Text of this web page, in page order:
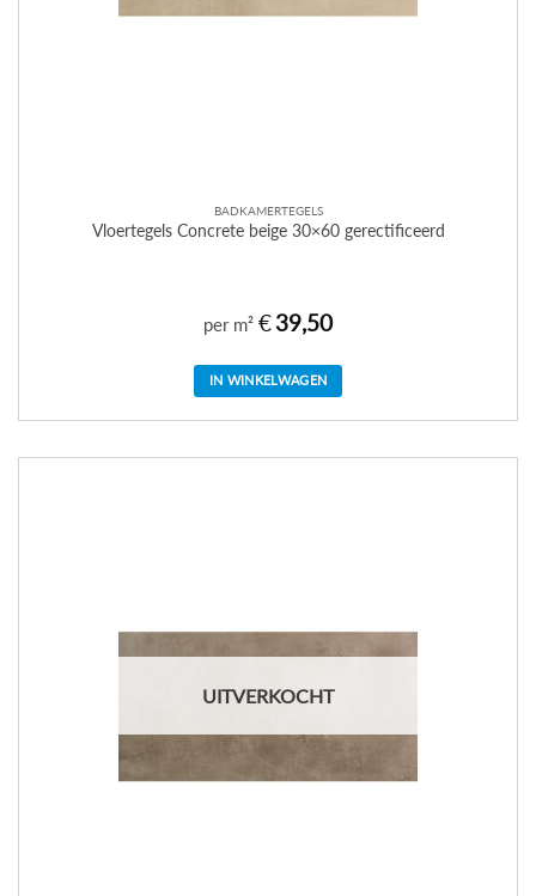
BADKAMERTEGELS
Vloertegels Concrete beige 30×60 gerectificeerd
per m² €39,50
IN WINKELWAGEN
UITVERKOCHT